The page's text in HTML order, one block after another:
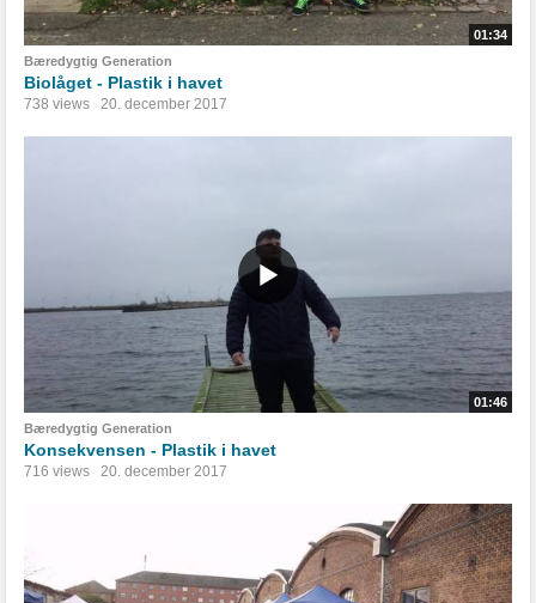
01:34
Bæredygtig Generation
Biolåget - Plastik i havet
738 views 20. december 2017
01:46
Bæredygtig Generation
Konsekvensen - Plastik i havet
716 views 20. december 2017